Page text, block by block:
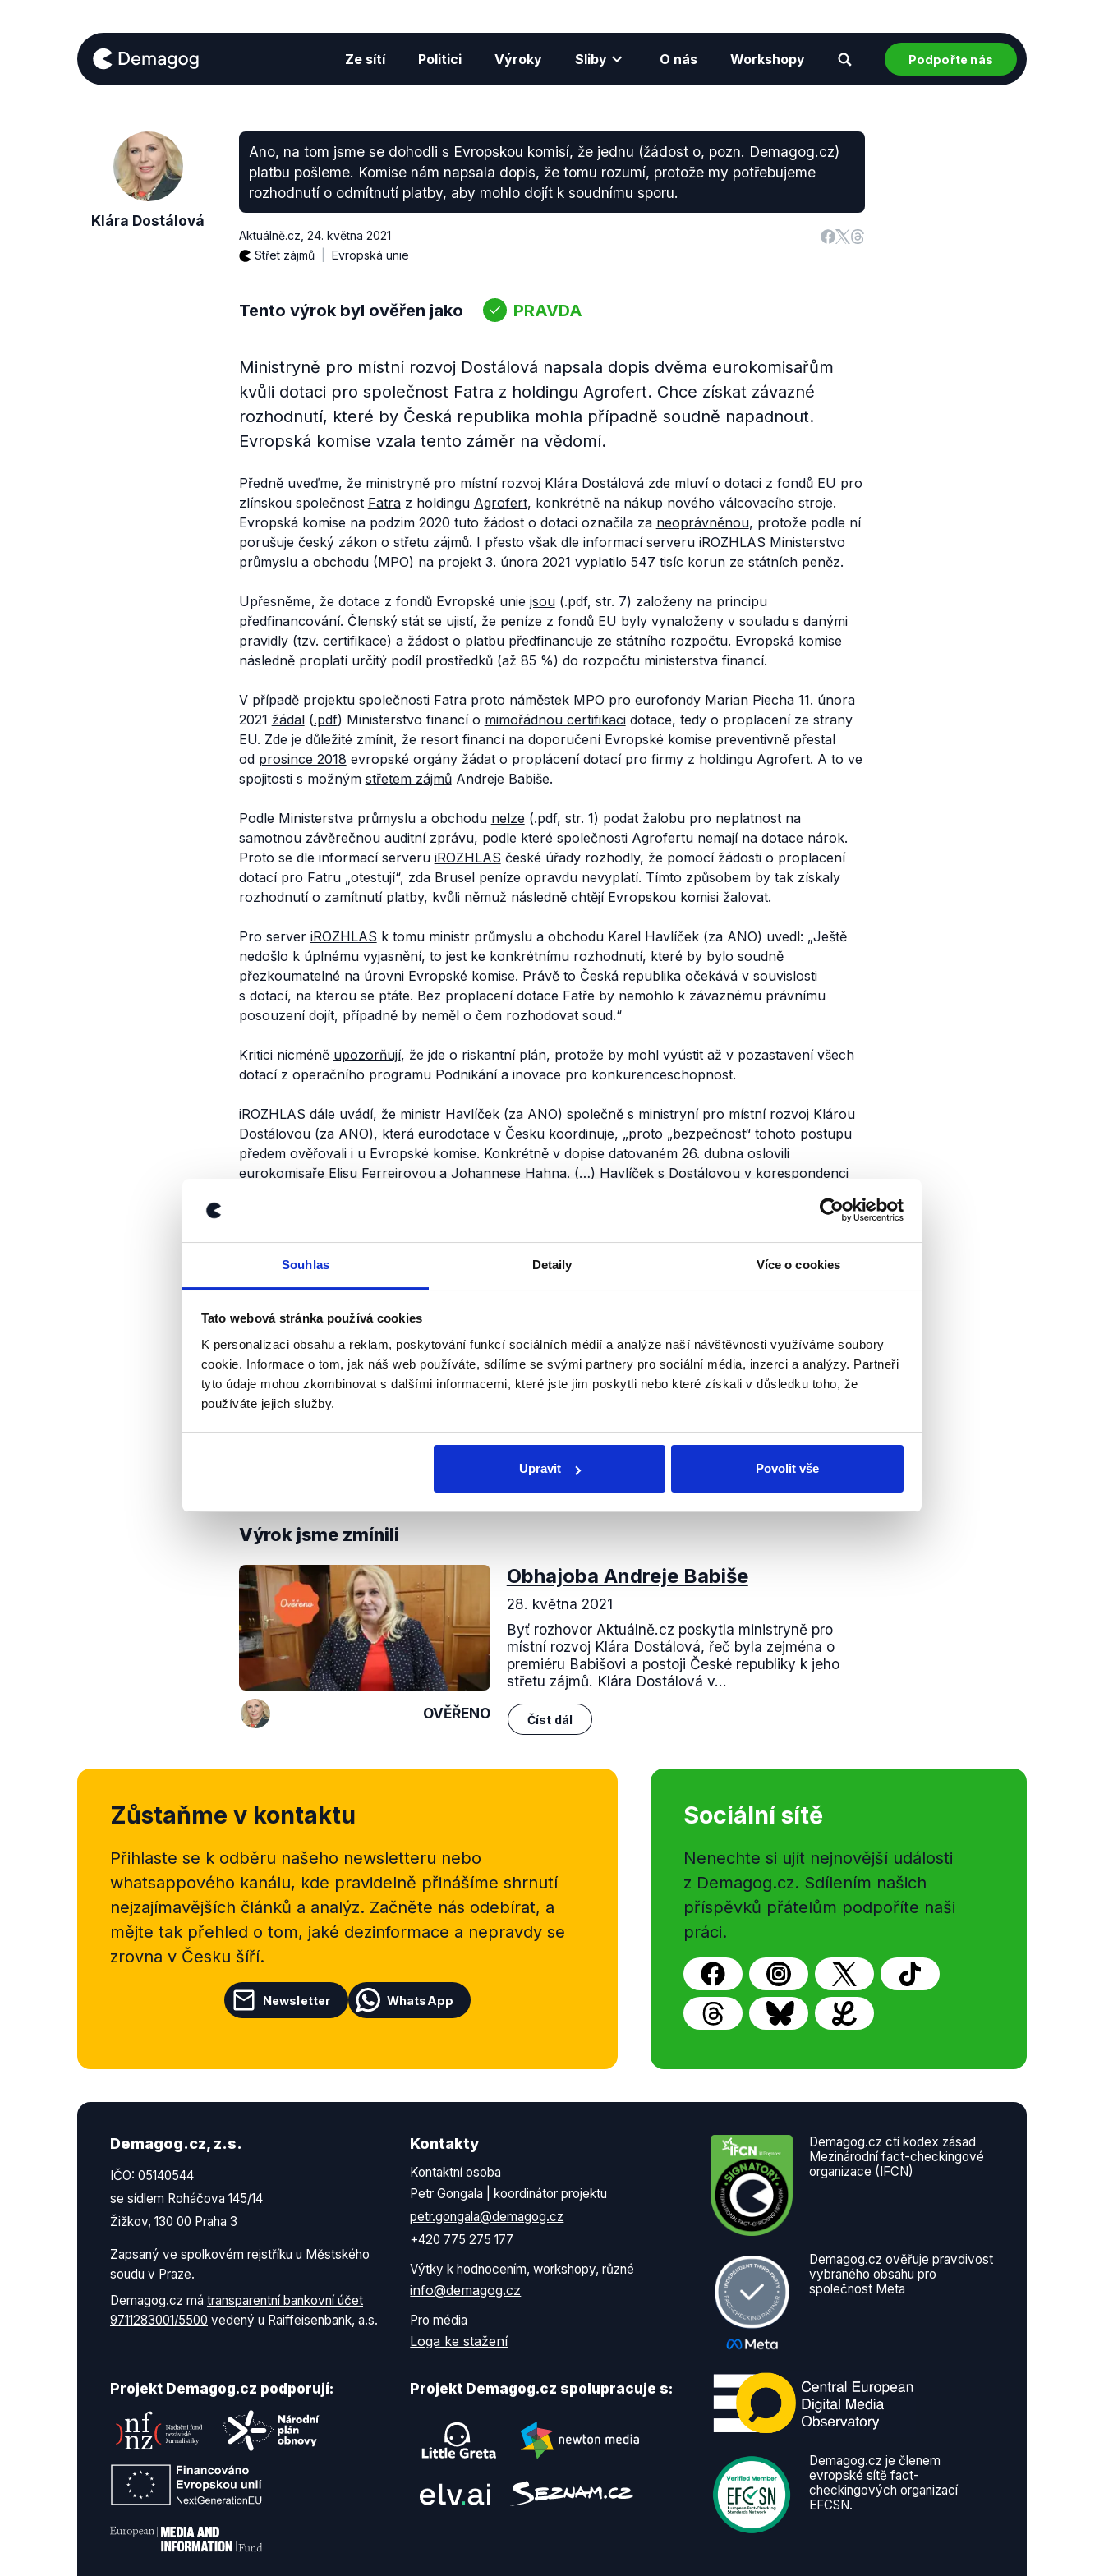
Souhlas Detaily Více o cookies
Tato webová stránka používá cookies
K personalizaci obsahu a reklam, poskytování funkcí sociálních médií a analýze naší návštěvnosti využíváme soubory
cookie. Informace o tom, jak náš web používáte, sdílíme se svými partnery pro sociální média, inzerci a analýzy. Partneři
tyto údaje mohou zkombinovat s dalšími informacemi, které jste jim poskytli nebo které získali v důsledku toho, že
používáte jejich služby.
Upravit Povolit vše
Ze sítí Politici Výroky Sliby O nás Workshopy Podpořte nás
Klára Dostálová
Ano, na tom jsme se dohodli s Evropskou komisí, že jednu (žádost o, pozn. Demagog.cz)
platbu pošleme. Komise nám napsala dopis, že tomu rozumí, protože my potřebujeme
rozhodnutí o odmítnutí platby, aby mohlo dojít k soudnímu sporu.
Aktuálně.cz 24. května 2021
Střet zájmů
Evropská unie
Tento výrok byl ověřen jako PRAVDA
Ministryně pro místní rozvoj Dostálová napsala dopis dvěma eurokomisařům
kvůli dotaci pro společnost Fatra z holdingu Agrofert. Chce získat závazné
rozhodnutí, které by Česká republika mohla případně soudně napadnout.
Evropská komise vzala tento záměr na vědomí.
Předně uveďme, že ministryně pro místní rozvoj Klára Dostálová zde mluví o dotaci z fondů EU pro
zlínskou společnost Fatraz holdingu Agrofert, konkrétně na nákup nového válcovacího stroje.
Evropská komise na podzim 2020 tuto žádost o dotaci označila za neoprávněnou, protože podle ní
porušuje český zákon o střetu zájmů. I přesto však dle informací serveru iROZHLAS Ministerstvo
průmyslu a obchodu (MPO) na projekt 3. února 2021 vyplatilo 547 tisíc korun ze státních peněz.
Upřesněme, že dotace z fondů Evropské unie jsou(.pdf, str. 7) založeny na principu
předfinancování. Členský stát se ujistí, že peníze z fondů EU byly vynaloženy v souladu s danými
pravidly (tzv. certifikace) a žádost o platbu předfinancuje ze státního rozpočtu. Evropská komise
následně proplatí určitý podíl prostředků (až 85 %) do rozpočtu ministerstva financí.
V případě projektu společnosti Fatra proto náměstek MPO pro eurofondy Marian Piecha 11. února
2021 žádal(.pdf) Ministerstvo financí o mimořádnou certifikacidotace, tedy o proplacení ze strany
EU. Zde je důležité zmínit, že resort financí na doporučení Evropské komise preventivně přestal
od prosince 2018 evropské orgány žádat o proplácení dotací pro firmy z holdingu Agrofert. A to ve
spojitosti s možným střetem zájmůAndreje Babiše.
Podle Ministerstva průmyslu a obchodu nelze (.pdf, str. 1) podat žalobu pro neplatnost na
samotnou závěrečnou auditní zprávu, podle které společnosti Agrofertu nemají na dotace nárok.
Proto se dle informací serveru iROZHLAS české úřady rozhodly, že pomocí žádosti o proplacení
dotací pro Fatru „otestují“, zda Brusel peníze opravdu nevyplatí. Tímto způsobem by tak získaly
rozhodnutí o zamítnutí platby, kvůli němuž následně chtějí Evropskou komisi žalovat.
Pro server iROZHLAS k tomu ministr průmyslu a obchodu Karel Havlíček (za ANO) uvedl: „Ještě
nedošlo k úplnému vyjasnění, to jest ke konkrétnímu rozhodnutí, které by bylo soudně
přezkoumatelné na úrovni Evropské komise. Právě to Česká republika očekává v souvislosti
s dotací, na kterou se ptáte. Bez proplacení dotace Fatře by nemohlo k závaznému právnímu
posouzení dojít, případně by neměl o čem rozhodovat soud.“
Kritici nicméně upozorňují, že jde o riskantní plán, protože by mohl vyústit až v pozastavení všech
dotací z operačního programu Podnikání a inovace pro konkurenceschopnost.
iROZHLAS dále uvádí, že ministr Havlíček (za ANO) společně s ministryní pro místní rozvoj Klárou
Dostálovou (za ANO), která eurodotace v Česku koordinuje, „proto „bezpečnost“ tohoto postupu
předem ověřovali i u Evropské komise. Konkrétně v dopise datovaném 26. dubna oslovili
eurokomisaře Elisu Ferreirovou a Johannese Hahna. (…) Havlíček s Dostálovou v korespondenci
o platbu Evropské komisi nepředkládá. A také prý dál plní doporučení, která jim kvůli zjištěným
vzalna vědomí šéf Generálního ředitelství pro regionální politiku Marc Lemaître s tím, že
česká strana požádá o proplacení pouze u jednoho auditem kritizovaného projektu.
auditu ke střetu zájmů bude s Evropskou komisí soudit,upozornilv rozhovoru pro Deník N také
náměstek ministra zahraničí Martin Smolek. Dle dostupnýchinformacíprávě Smolek, který
zastupuje ČR u evropského soudního dvora, byl tím, kdo plán na předložení některé auditem
zpochybněné dotace
Server iROZHLAS v této souvislosti také upozorňuje, že Fatra peníze od státuzískalauž 3. února.
Není tedy podle něj zcela jasné, zda už tehdy české úřady plánovaly tímto způsobem získat
rozhodnutí Evropské komise, nebo zda se tak snaží legitimizovat neoprávněně proplacenou dotaci.
Výrok jsme zmínili
OVĚŘENO
Obhajoba Andreje Babiše
28. května 2021
Byť rozhovor Aktuálně.cz poskytla ministryně pro
místní rozvoj Klára Dostálová, řeč byla zejména o
premiéru Babišovi a postoji České republiky k jeho
střetu zájmů. Klára Dostálová v...
Číst dál
Zůstaňme v kontaktu
Přihlaste se k odběru našeho newsletteru nebo
whatsappového kanálu, kde pravidelně přinášíme shrnutí
nejzajímavějších článků a analýz. Začněte nás odebírat, a
mějte tak přehled o tom, jaké dezinformace a nepravdy se
zrovna v Česku šíří.
Newsletter WhatsApp
Sociální sítě
Nenechte si ujít nejnovější události
z Demagog.cz. Sdílením našich
příspěvků přátelům podpoříte naši
práci.
Demagog.cz, z.s.
IČO: 05140544
se sídlem Roháčova 145/14
Žižkov, 130 00 Praha 3
Zapsaný ve spolkovém rejstříku u Městského
soudu v Praze.
Demagog.cz má transparentní bankovní účet
9711283001/5500 vedený u Raiffeisenbank, a.s.
Kontakty
Kontaktní osoba
Petr Gongala | koordinátor projektu
petr.gongala@demagog.cz
+420 775 275 177
Výtky k hodnocením, workshopy, různé
info@demagog.cz
Pro média
Loga ke stažení
Projekt Demagog.cz podporují: Projekt Demagog.cz spolupracuje s:
Demagog.cz ctí kodex zásad
Mezinárodní fact-checkingové
organizace (IFCN)
Demagog.cz ověřuje pravdivost
vybraného obsahu pro
společnost Meta
Demagog.cz je členem
evropské sítě fact-
checkingových organizací
EFCSN.